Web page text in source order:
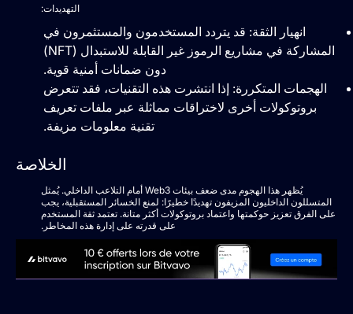
التهديدات:
انهيار الثقة: قد يتردد المستخدمون والمستثمرون في
المشاركة في مشاريع الرموز غير القابلة للاستبدال (NFT)
دون ضمانات أمنية قوية.
الهجمات المتكررة: إذا انتشرت هذه التقنيات، فقد تتعرض
بروتوكولات أخرى لاختراقات مماثلة عبر ملفات تعريف
تقنية معلومات مزيفة.
الخلاصة
يُظهر هذا الهجوم مدى ضعف بيئات Web3 أمام التلاعب الداخلي. يُمثل
المتسللون الداخليون المزيفون تهديدًا خطيرًا: لمنع الخسائر المستقبلية، يجب
على الفرق تعزيز حوكمتها واعتماد بروتوكولات أكثر متانة. تعتمد ثقة المستخدم
على قدرته على إدارة هذه المخاطر.